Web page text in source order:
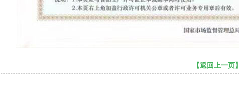
【返回上一页】